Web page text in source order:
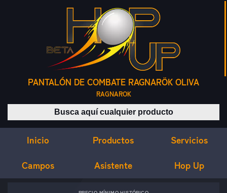
PANTALÓN DE COMBATE RAGNARÖK OLIVA
RAGNAROK
Buscar productos
Inicio Productos Servicios
Campos Asistente Hop Up